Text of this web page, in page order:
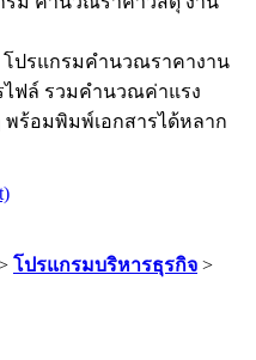
โปรแกรมคำนวณราคางาน
ไฟล์ รวมคำนวณค่าแรง
ร้อมพิมพ์เอกสารได้หลาก
โปรแกรมบริหารธุรกิจ >